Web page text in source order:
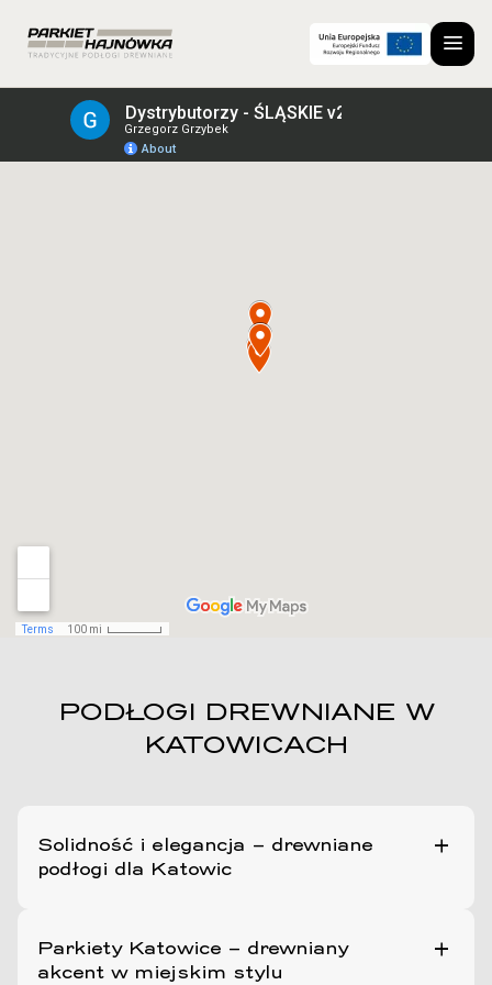
PODŁOGI DREWNIANE W
KATOWICACH
Solidność i elegancja – drewniane
podłogi dla Katowic
nowoczesnym obliczu. Nasze podłogi drewniane
świetnie wpisują się w industrialny styl wnętrz, ale
Parkiety Katowice – drewniany
akcent w miejskim stylu